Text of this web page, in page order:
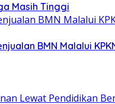
Masih Tinggi
BMN Malalui